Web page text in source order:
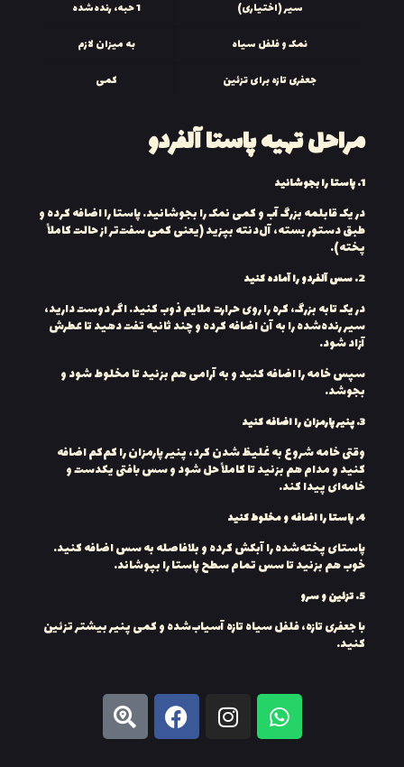
سیر (اختیاری)
1 حبه، رنده‌شده
نمک و فلفل سیاه
به میزان لازم
جعفری تازه برای تزئین
کمی
مراحل تهیه پاستا آلفردو
1. پاستا را بجوشانید
در یک قابلمه بزرگ آب و کمی نمک را بجوشانید. پاستا را اضافه کرده و
طبق دستور بسته، آل‌دنته بپزید (یعنی کمی سفت‌تر از حالت کاملاً
پخته).
2. سس آلفردو را آماده کنید
در یک تابه بزرگ، کره را روی حرارت ملایم ذوب کنید. اگر دوست دارید،
سیر رنده‌شده را به آن اضافه کرده و چند ثانیه تفت دهید تا عطرش
آزاد شود.
سپس خامه را اضافه کنید و به آرامی هم بزنید تا مخلوط شود و
بجوشد.
3. پنیر پارمزان را اضافه کنید
وقتی خامه شروع به غلیظ شدن کرد، پنیر پارمزان را کم‌کم اضافه
کنید و مدام هم بزنید تا کاملاً حل شود و سس بافتی یکدست و
خامه‌ای پیدا کند.
4. پاستا را اضافه و مخلوط کنید
پاستای پخته‌شده را آبکش کرده و بلافاصله به سس اضافه کنید.
خوب هم بزنید تا سس تمام سطح پاستا را بپوشاند.
5. تزئین و سرو
با جعفری تازه، فلفل سیاه تازه آسیاب‌شده و کمی پنیر بیشتر تزئین
کنید.